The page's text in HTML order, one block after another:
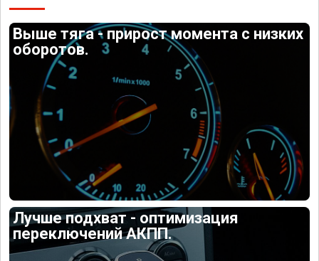
Выше тяга - прирост момента с низких
оборотов.
Лучше подхват - оптимизация
переключений АКПП.